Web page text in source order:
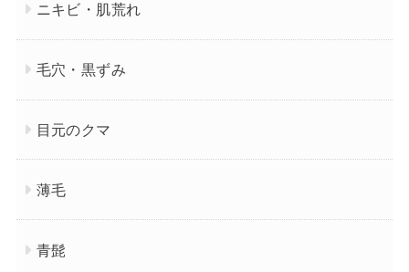
ニキビ・肌荒れ
毛穴・黒ずみ
目元のクマ
薄毛
青髭